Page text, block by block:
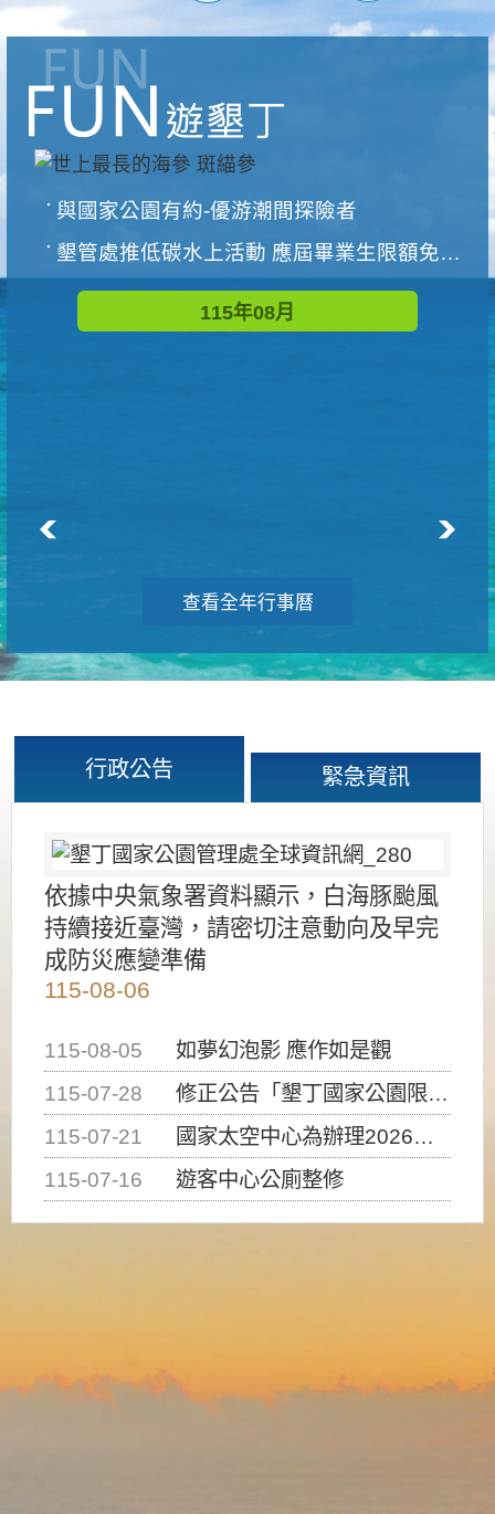
與國家公園有約-優游潮間探險者
墾管處推低碳水上活動 應屆畢業生限額免費參加
115年08月
查看全年行事曆
行政公告 緊急資訊
依據中央氣象署資料顯示，白海豚颱風
持續接近臺灣，請密切注意動向及早完
成防災應變準備
115-08-06
115-08-05
如夢幻泡影 應作如是觀
115-07-28
修正公告「墾丁國家公園限制水域遊憩活動之種類、範圍、時間及行為」，自即日生效。
115-07-21
國家太空中心為辦理2026台灣盃火箭競賽，陸、海、空域警戒及協調相關事宜，因颱風備案事宜
115-07-16
遊客中心公廁整修